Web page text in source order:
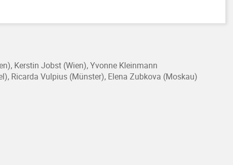
Kerstin Jobst (Wien), Yvonne Kleinmann
Ricarda Vulpius (Münster), Elena Zubkova (Moskau)